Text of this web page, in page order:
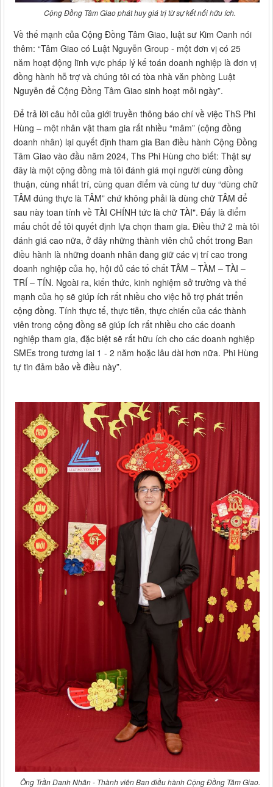
Cộng Đồng Tâm Giao phát huy giá trị từ sự kết nối hữu ích.
Về thế mạnh của Cộng Đồng Tâm Giao, luật sư Kim Oanh nói
thêm: “Tâm Giao có Luật Nguyễn Group - một đơn vị có 25
năm hoạt động lĩnh vực pháp lý kế toán doanh nghiệp là đơn vị
đồng hành hỗ trợ và chúng tôi có tòa nhà văn phòng Luật
Nguyễn để Cộng Đồng Tâm Giao sinh hoạt mỗi ngày”.
Để trả lời câu hỏi của giới truyền thông báo chí về việc ThS Phi
Hùng – một nhân vật tham gia rất nhiều “mâm” (cộng đồng
doanh nhân) lại quyết định tham gia Ban điều hành Cộng Đồng
Tâm Giao vào đầu năm 2024, Ths Phi Hùng cho biết: Thật sự
đây là một cộng đồng mà tôi đánh giá mọi người cùng đồng
thuận, cùng nhất trí, cùng quan điểm và cùng tư duy “dùng chữ
TÂM đúng thực là TÂM” chứ không phải là dùng chữ TÂM để
sau này toan tính về TÀI CHÍNH tức là chữ TÀI". Đấy là điểm
mấu chốt để tôi quyết định lựa chọn tham gia. Điều thứ 2 mà tôi
đánh giá cao nữa, ở đây những thành viên chủ chốt trong Ban
điều hành là những doanh nhân đang giữ các vị trí cao trong
doanh nghiệp của họ, hội đủ các tố chất TÂM – TẦM – TÀI –
TRÍ – TÍN. Ngoài ra, kiến thức, kinh nghiệm sở trường và thế
mạnh của họ sẽ giúp ích rất nhiều cho việc hỗ trợ phát triển
cộng đồng. Tính thực tế, thực tiễn, thực chiến của các thành
viên trong cộng đồng sẽ giúp ích rất nhiều cho các doanh
nghiệp tham gia, đặc biệt sẽ rất hữu ích cho các doanh nghiệp
SMEs trong tương lai 1 - 2 năm hoặc lâu dài hơn nữa. Phi Hùng
tự tin đảm bảo về điều này”.
Ông Trần Danh Nhân - Thành viên Ban điều hành Cộng Đồng Tâm Giao.